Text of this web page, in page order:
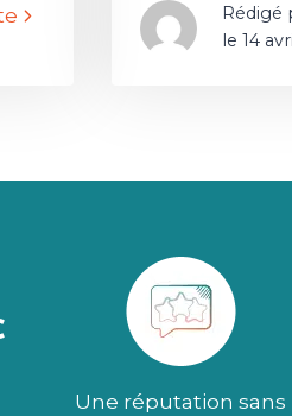
Rédigé
le 14
Une réputation sans